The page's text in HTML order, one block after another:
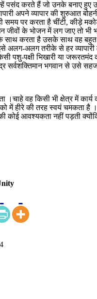
उन्हें पसंद करते हैं जो उनके
व्यापार की शुरुआत
पर करता है चींटी, कीड़े
के भोजन में लग जाए तो भी
साथ करता है उसके साथ वह
तरीके से हर व्यापारी
पक्षी भिखारी या जरूरतमंद
सर्वशक्तिमान भगवान से उसे
वह किसी भी क्षेत्र में कार्य कर
की तरह स्वयं चमकता है
आवश्यकता नहीं पड़ती